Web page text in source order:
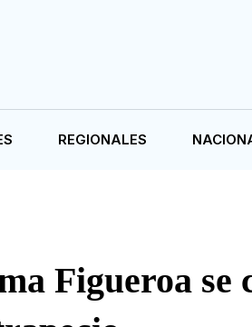
REGIONALES
Figueroa se